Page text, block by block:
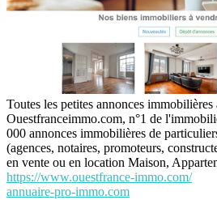
Toutes les petites annonces immobilières
Ouestfranceimmo.com, n°1 de
000 annonces immobilières de
(agences, notaires, promoteurs,
en vente ou en location Maison,
https://www.ouestfrance-immo.com/
annuaire-pro-immo.com